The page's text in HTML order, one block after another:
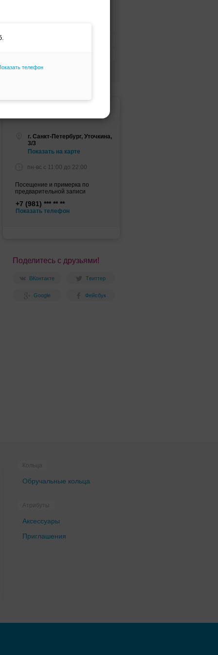
телефон
Только избранное
г. Санкт-Петербург, Уточкина,
3/3
Показать на карте
пн-вс c 11:00 до 22:00
Посещение и примерка по
предварительной записи
+7 (981)
Показать телефон
Поделитесь с друзьями!
ВКонтакте Твиттер
Google Фейсбук
Кольца
Обручальные кольца
Атрибуты
Аксессуары
Приглашения